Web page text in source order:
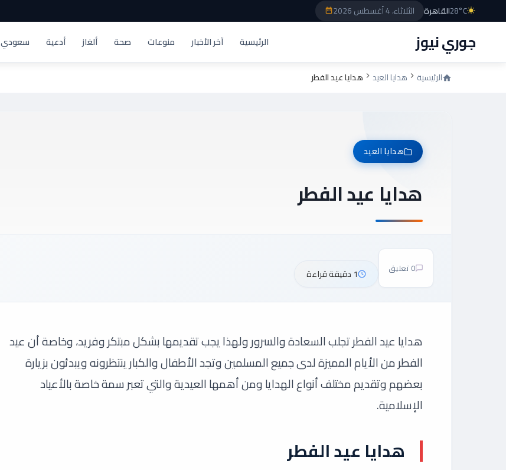
الثلاثاء، 4 أغسطس 2026 28°Cالقاهرة
جوري نيوز الرئيسية آخر الأخبار منوعات صحة ألغاز أدعية سعودي
الرئيسية هدايا العيد هدايا عيد الفطر
هدايا العيد
هدايا عيد الفطر
0 تعليق 1 دقيقة قراءة
هدايا عيد الفطر تجلب السعادة والسرور ولهذا يجب تقديمها بشكل مبتكر وفريد، وخاصة أن عيد
الفطر من الأيام المميزة لدى جميع المسلمين وتجد الأطفال والكبار ينتظرونه ويبدئون بزيارة
بعضهم وتقديم مختلف أنواع الهدايا ومن أهمها العيدية والتي تعبر سمة خاصة بالأعياد
الإسلامية.
هدايا عيد الفطر